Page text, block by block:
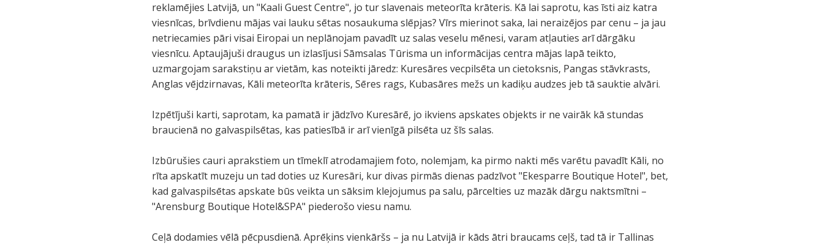
reklamējies Latvijā, un "Kaali Guest Centre", jo tur slavenais meteorīta krāteris. Kā lai saprotu, kas īsti aiz katra
viesnīcas, brīvdienu mājas vai lauku sētas nosaukuma slēpjas? Vīrs mierinot saka, lai neraizējos par cenu – ja jau
netriecamies pāri visai Eiropai un neplānojam pavadīt uz salas veselu mēnesi, varam atļauties arī dārgāku
viesnīcu. Aptaujājuši draugus un izlasījusi Sāmsalas Tūrisma un informācijas centra mājas lapā teikto,
uzmargojam sarakstiņu ar vietām, kas noteikti jāredz: Kuresāres vecpilsēta un cietoksnis, Pangas stāvkrasts,
Anglas vējdzirnavas, Kāli meteorīta krāteris, Sēres rags, Kubasāres mežs un kadiķu audzes jeb tā sauktie alvāri.
Izpētījuši karti, saprotam, ka pamatā ir jādzīvo Kuresārē, jo ikviens apskates objekts ir ne vairāk kā stundas
braucienā no galvaspilsētas, kas patiesībā ir arī vienīgā pilsēta uz šīs salas.
Izbūrušies cauri aprakstiem un tīmeklī atrodamajiem foto, nolemjam, ka pirmo nakti mēs varētu pavadīt Kāli, no
rīta apskatīt muzeju un tad doties uz Kuresāri, kur divas pirmās dienas padzīvot "Ekesparre Boutique Hotel", bet,
kad galvaspilsētas apskate būs veikta un sāksim klejojumus pa salu, pārcelties uz mazāk dārgu naktsmītni –
"Arensburg Boutique Hotel&SPA" piederošo viesu namu.
Ceļā dodamies vēlā pēcpusdienā. Aprēķins vienkāršs – ja nu Latvijā ir kāds ātri braucams ceļš, tad tā ir Tallinas